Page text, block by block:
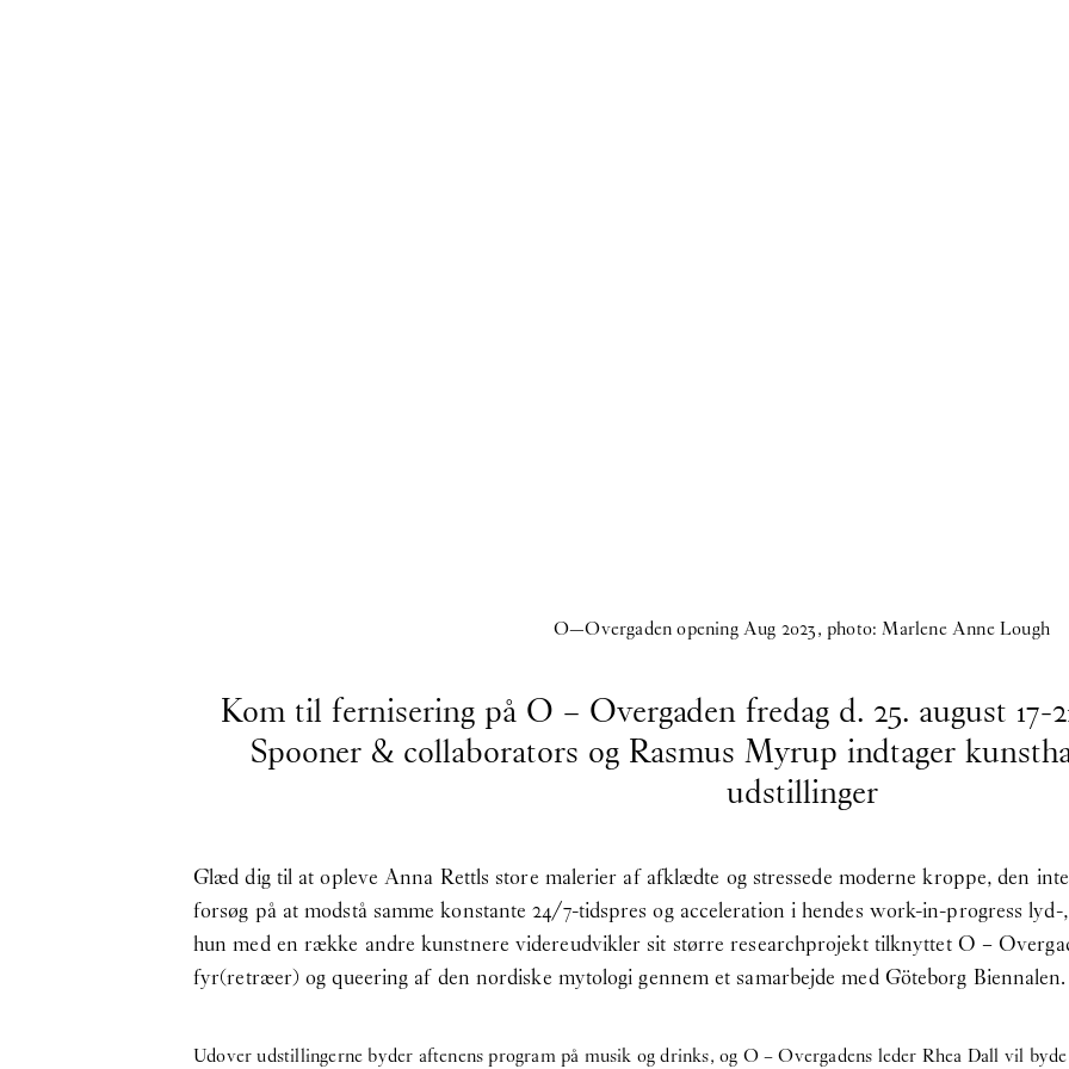
O—Overgaden opening Aug 2023, photo: Marlene Anne Lough
Kom til fernisering på O – Overgaden fredag d. 25. august
Spooner & collaborators og Rasmus Myrup indtager
udstillinger
Glæd dig til at opleve Anna Rettls store malerier af afklædte og stressede moderne kroppe, den
forsøg på at modstå samme konstante 24/7-tidspres og acceleration i hendes work-in-progress
hun med en række andre kunstnere videreudvikler sit større researchprojekt tilknyttet O –
fyr(retræer) og queering af den nordiske mytologi gennem et samarbejde med Göteborg Biennalen.
Udover udstillingerne byder aftenens program på musik og drinks, og O – Overgadens leder Rhea Dall vil